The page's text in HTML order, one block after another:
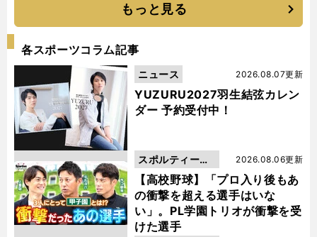
もっと見る
各スポーツコラム記事
YUZURU2027羽生結弦カレン
ダー 予約受付中！
2026.08.07更新
ニュース
【高校野球】「プロ入り後もあ
の衝撃を超える選手はいな
い」。PL学園トリオが衝撃を受
けた選手
2026.08.06更新
スポルティーバ
動画